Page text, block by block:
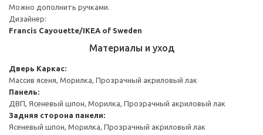
Можно дополнить ручками.
Дизайнер:
Francis Cayouette/IKEA of Sweden
Материалы и уход
Дверь Каркас:
Массив ясеня, Морилка, Прозрачный акриловый лак
Панель:
ДВП, Ясеневый шпон, Морилка, Прозрачный акриловый лак
Задняя сторона панели:
Ясеневый шпон, Морилка, Прозрачный акриловый лак